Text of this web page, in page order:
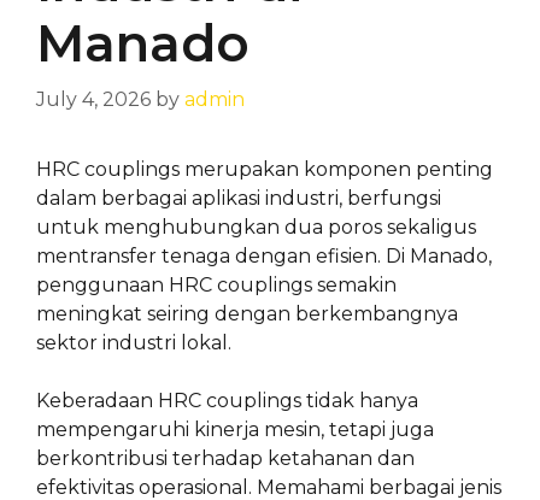
Manado
July 4, 2026 by admin
HRC couplings merupakan komponen penting
dalam berbagai aplikasi industri, berfungsi
untuk menghubungkan dua poros sekaligus
mentransfer tenaga dengan efisien. Di Manado,
penggunaan HRC couplings semakin
meningkat seiring dengan berkembangnya
sektor industri lokal.
Keberadaan HRC couplings tidak hanya
mempengaruhi kinerja mesin, tetapi juga
berkontribusi terhadap ketahanan dan
efektivitas operasional. Memahami berbagai jenis